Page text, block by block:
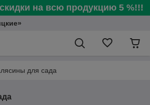
на всю продукцию 5 %!!!
для сада